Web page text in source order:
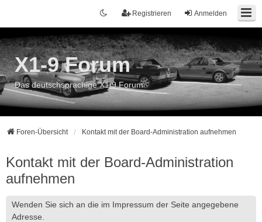
Anmelden
Registrieren
X1-9 Forum
Das deutschsprachige X1/9 Forum
Foren-Übersicht Kontakt mit der Board-Administration aufnehmen
Kontakt mit der Board-Administration
aufnehmen
Wenden Sie sich an die im Impressum der Seite angegebene
Adresse.